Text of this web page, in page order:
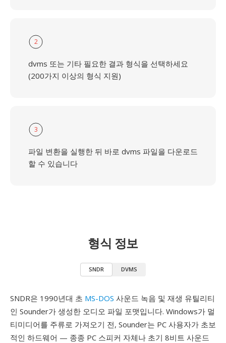
2
dvms 또는 기타 필요한 결과 형식을 선택하세요
(200가지 이상의 형식 지원)
3
파일 변환을 실행한 뒤 바로 dvms 파일을 다운로드
할 수 있습니다
형식 정보
SNDR DVMS
SNDR은 1990년대 초 MS-DOS 사운드 녹음 및 재생 유틸리티
인 Sounder가 생성한 오디오 파일 포맷입니다. Windows가 멀
티미디어를 주류로 가져오기 전, Sounder는 PC 사용자가 초보
적인 하드웨어 — 종종 PC 스피커 자체나 초기 8비트 사운드